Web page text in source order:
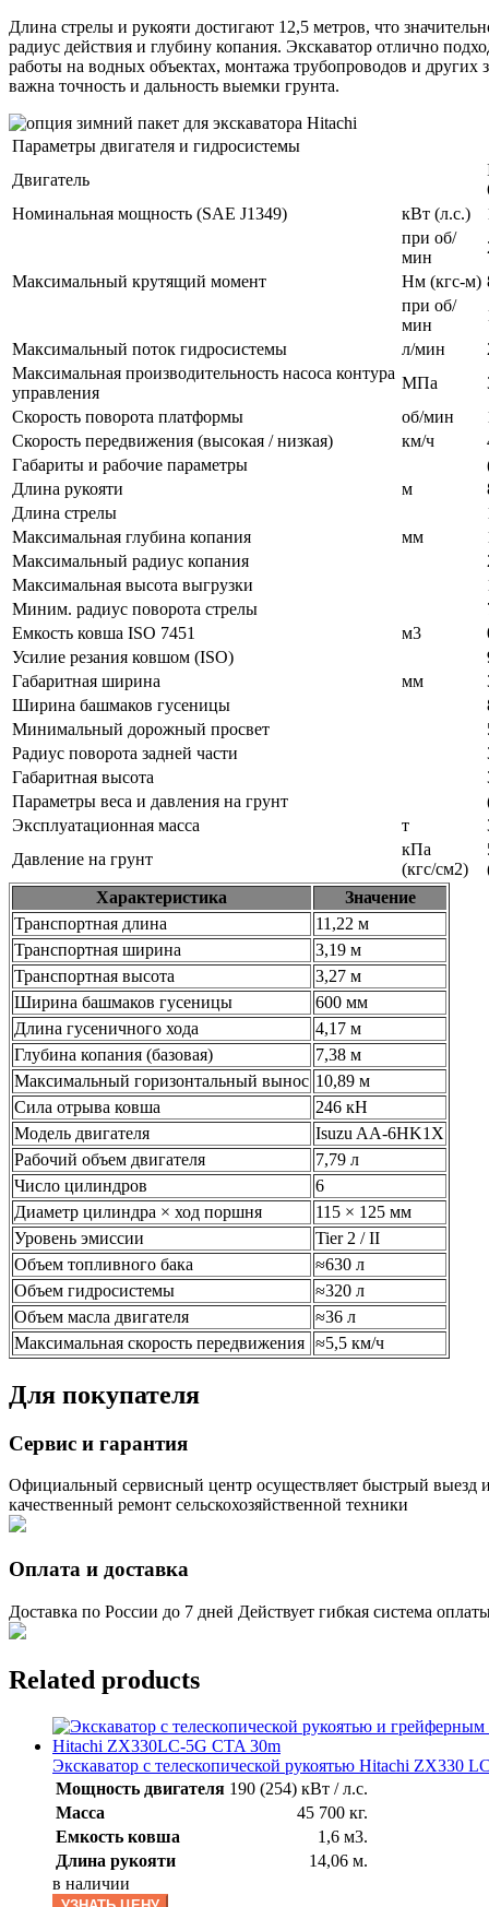
Длина стрелы и рукояти достигают 12,5 метров, что
радиус действия и глубину копания. Экскаватор отлично
работы на водных объектах, монтажа трубопроводов и других
важна точность и дальность выемки грунта.
Параметры двигателя и гидросистемы
Двигатель
Номинальная мощность (SAE J1349)
кВт (л.с.)
при об/
мин
Максимальный крутящий момент
Нм (кгс-м)
при об/
мин
Максимальный поток гидросистемы
л/мин
Максимальная производительность насоса контура
управления
МПа
Скорость поворота платформы
об/мин
Скорость передвижения (высокая / низкая)
км/ч
Габариты и рабочие параметры
Длина рукояти
м
Длина стрелы
Максимальная глубина копания
мм
Максимальный радиус копания
Максимальная высота выгрузки
Миним. радиус поворота стрелы
Емкость ковша ISO 7451
м3
Усилие резания ковшом (ISO)
Габаритная ширина
мм
Ширина башмаков гусеницы
Минимальный дорожный просвет
Радиус поворота задней части
Габаритная высота
Параметры веса и давления на грунт
Эксплуатационная масса
т
Давление на грунт
кПа
(кгс/cм2)
Характеристика
Значение
Транспортная длина
11,22 м
Транспортная ширина
3,19 м
Транспортная высота
3,27 м
Ширина башмаков гусеницы
600 мм
Длина гусеничного хода
4,17 м
Глубина копания (базовая)
7,38 м
Максимальный горизонтальный вынос 10,89 м
Сила отрыва ковша
246 кН
Модель двигателя
Isuzu AA‑6HK1X
Рабочий объем двигателя
7,79 л
Число цилиндров
6
Диаметр цилиндра × ход поршня
115 × 125 мм
Уровень эмиссии
Tier 2 / II
Объем топливного бака
≈630 л
Объем гидросистемы
≈320 л
Объем масла двигателя
≈36 л
Максимальная скорость передвижения ≈5,5 км/ч
Для покупателя
Сервис и гарантия
Официальный сервисный центр осуществляет быстрый выезд
качественный ремонт сельскохозяйственной техники
Оплата и доставка
Доставка по России до 7 дней Действует гибкая система
Related products
Экскаватор с телескопической рукоятью Hitachi ZX330
Мощность двигателя 190 (254) кВт / л.с.
Масса
45 700 кг.
Емкость ковша
1,6 м3.
Длина рукояти
14,06 м.
в наличии